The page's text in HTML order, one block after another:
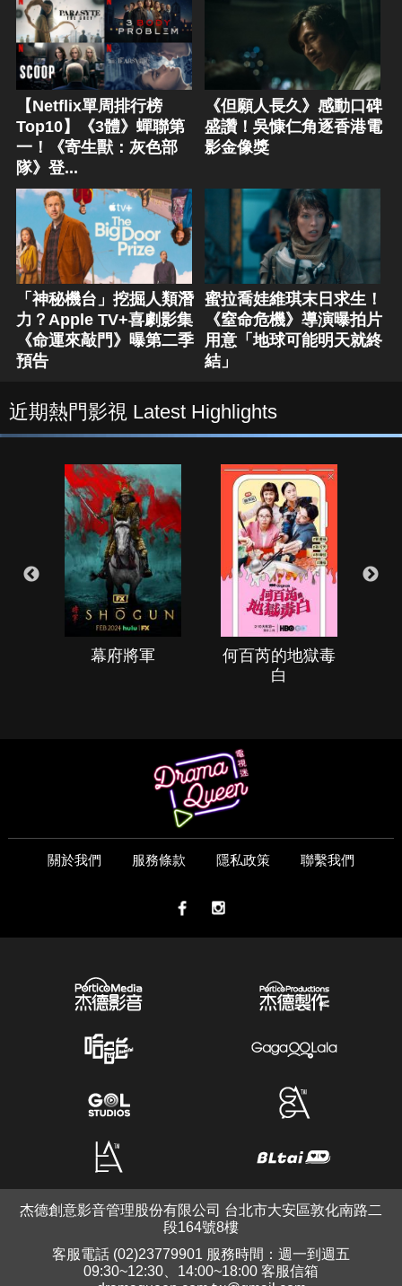
【Netflix單周排行榜
Top10】《3體》蟬聯第
一！《寄生獸：灰色部
隊》登...
《但願人長久》感動口碑
盛讚！吳慷仁角逐香港電
影金像獎
「神秘機台」挖掘人類潛
力？Apple TV+喜劇影集
《命運來敲門》曝第二季
預告
蜜拉喬娃維琪末日求生！
《窒命危機》導演曝拍片
用意「地球可能明天就終
結」
近期熱門影視 Latest Highlights
幕府將軍
何百芮的地獄毒
白
關於我們 服務條款 隱私政策 聯繫我們
杰德創意影音管理股份有限公司 台北市大安區敦化南路二
段164號8樓
客服電話 (02)23779901 服務時間：週一到週五
09:30~12:30、14:00~18:00 客服信箱